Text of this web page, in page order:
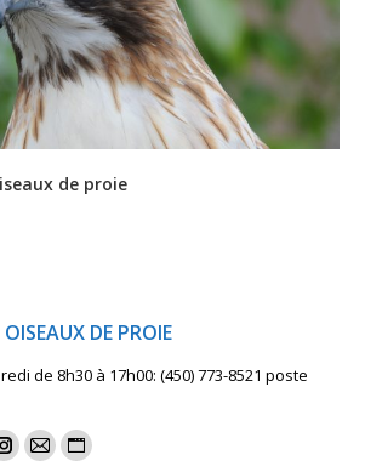
de proie
DE PROIE
de 8h30 à 17h00: (450) 773-8521 poste
Instagram
Mail Website